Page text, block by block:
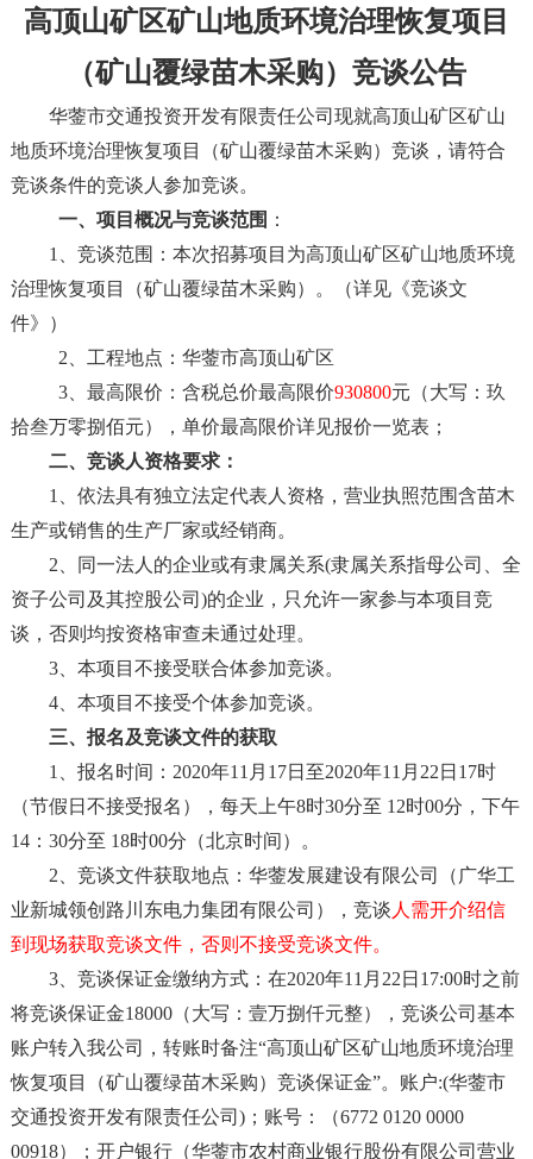
高顶山矿区矿山地质环境治理恢复项目
（矿山覆绿苗木采购） 竞谈公告
华蓥市交通投资开发有限责任公司现就高顶山矿区矿山
地质环境治理恢复项目（矿山覆绿苗木采购） 竞谈 ，请符合
竞谈条件的竞谈 人参加竞谈。
一、项目概况与竞谈范围 ：
1
竞谈范围：本次招募项目为高顶山矿区矿山地质环境
治理恢复项目（矿山覆绿苗木采购）。（详见《竞谈文
件》）
2 、工程地点：华蓥市高顶山矿区
3、最高限价： 含税总价最高限价930800元（大写：玖
拾叁万零捌佰元）， 单价最高限价详见报价一览表；
二、 竞谈人资格要求：
1
依法具有独立法定代表人 资格， 营业执照范围含苗木
生产或销售的生产厂家或经销商。
2 、同一法人的企业或有隶属关系(隶属关系指母公司、全
资子公司及其控股公司 )的企业，只允许一家参与本项目 竞
谈 ，否则均按资格审查未通过处理。
3、本项目不接受联合体参加竞谈。
4、本项目不接受个体参加竞谈。
三、报名及竞谈文件的获取
1
、报名时间： 2020年11 月 17日至2020年11 月 22 日 17时
（节假日不接受报名），每天上午8时30分至 12时00分，下午
14： 30分至 18时00分（北京时间）。
2
竞谈文件获取地点：华蓥发展建设有限公司（广华工
业新城领创路川东电力集团有限公司）， 竞谈 人需开介绍信
到现场获取竞谈文件，否则不接受竞谈文件。
3、 竞谈保证金缴纳方式：在2020年11 月 22 日 1 7:00时之前
将竞谈保证金18000（大写： 壹万捌仟元整）， 竞谈公司基本
账户转入我公司，转账时备注“高顶山矿区矿山地质环境治理
恢复项目（矿山覆绿苗木采购） 竞谈保证金”。账户:(华蓥市
交通投资开发有限责任公司 )；账号：（6772 0120 0000
00918）；开户银行（华蓥市农村商业银行股份有限公司营业